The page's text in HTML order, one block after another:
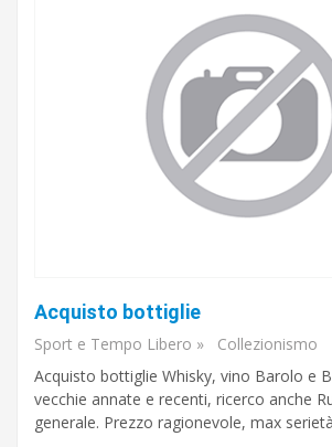
Sottocategoria
Basilicata
Calabria
Campania
Emilia-
Romagna
Friuli-
Venezia
Giulia
Lazio
Acquisto bottiglie
Sport e Tempo Libero » Collezionismo
Acquisto bottiglie Whisky, vino Barolo e
vecchie annate e recenti, ricerco anche
generale. Prezzo ragionevole, max